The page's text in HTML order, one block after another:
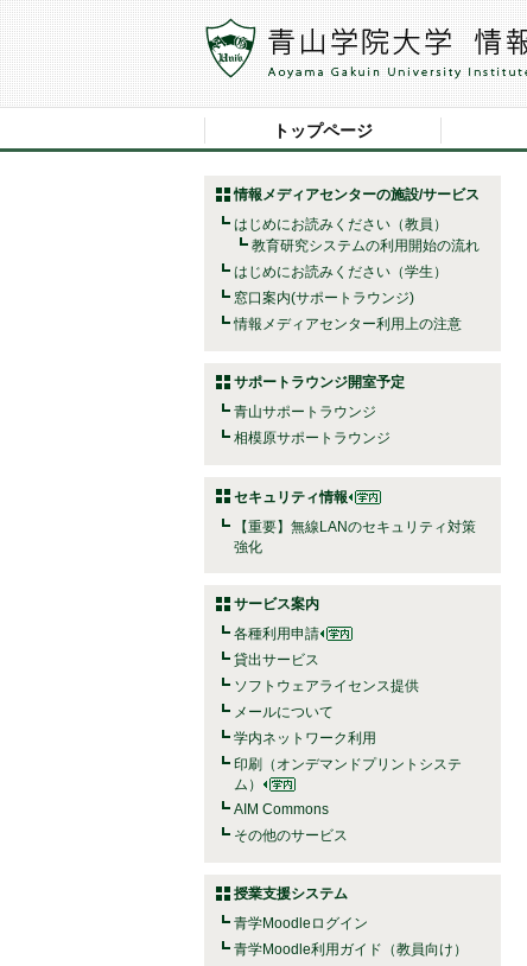
トップページ
情報メディアセンターの施設/サービス
はじめにお読みください（教員）
教育研究システムの利用開始の流れ
はじめにお読みください（学生）
窓口案内(サポートラウンジ)
情報メディアセンター利用上の注意
サポートラウンジ開室予定
青山サポートラウンジ
相模原サポートラウンジ
セキュリティ情報
【重要】無線LANのセキュリティ対策
強化
サービス案内
各種利用申請
貸出サービス
ソフトウェアライセンス提供
メールについて
学内ネットワーク利用
印刷（オンデマンドプリントシステ
ム）
AIM Commons
その他のサービス
授業支援システム
青学Moodleログイン
青学Moodle利用ガイド（教員向け）